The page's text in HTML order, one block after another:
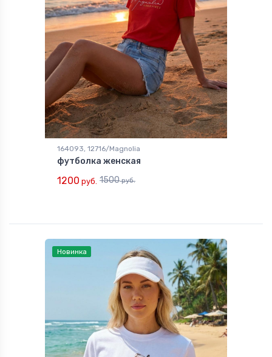
164093, 12716/Magnolia
футболка женская
1200 руб. 1500руб.
Новинка